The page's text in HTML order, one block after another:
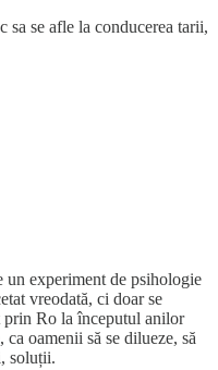
sa se afle la conducerea tarii,
un experiment de psihologie
vreodată, ci doar se
prin Ro la începutul anilor
oamenii să se dilueze, să
soluții.